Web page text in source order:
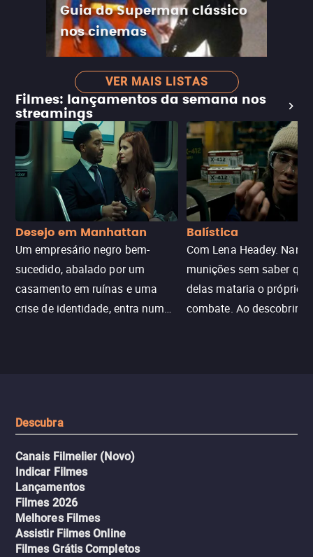
Guia do Superman clássico
nos cinemas
VER MAIS LISTAS
Filmes: lançamentos da semana nos
streamings
Desejo em Manhattan
Um empresário negro bem-
sucedido, abalado por um
casamento em ruínas e uma
crise de identidade, entra num
Balística
Com Lena Headey.
munições sem saber
delas mataria o próprio
combate. Ao descobrir a
Descubra
Canais Filmelier (Novo)
Indicar Filmes
Lançamentos
Filmes 2026
Melhores Filmes
Assistir Filmes Online
Filmes Grátis Completos